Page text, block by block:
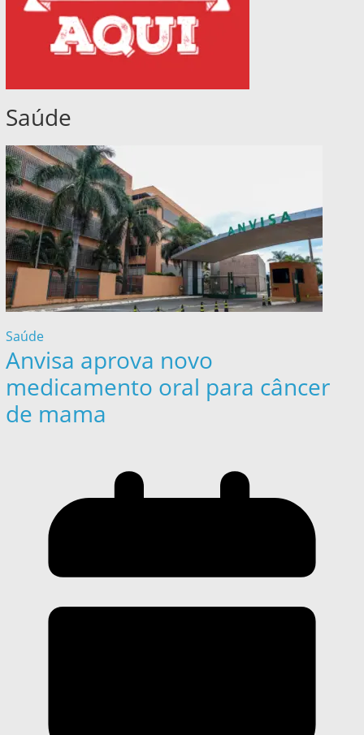
Saúde
Saúde
Anvisa aprova novo
medicamento oral para câncer
de mama